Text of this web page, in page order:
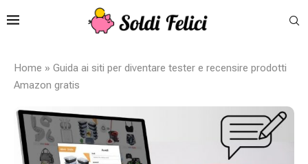
Home » Guida ai siti per diventare tester e recensire prodotti
Amazon gratis